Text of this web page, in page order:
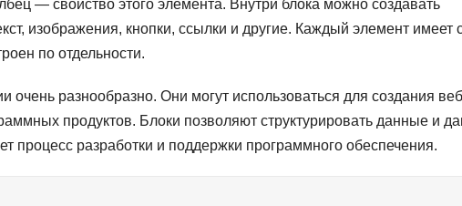
— свойство этого элемента. Внутри блока можно создавать
изображения, кнопки, ссылки и другие. Каждый элемент имеет
по отдельности.
разнообразно. Они могут использоваться для создания
продуктов. Блоки позволяют структурировать данные и
процесс разработки и поддержки программного обеспечения.